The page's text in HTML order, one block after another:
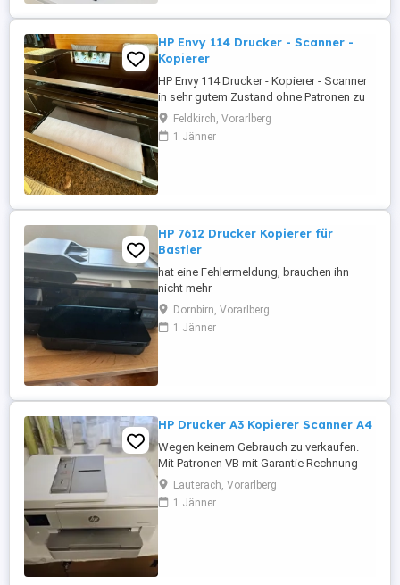
HP Envy 114 Drucker - Scanner -
Kopierer
HP Envy 114 Drucker - Kopierer - Scanner
in sehr gutem Zustand ohne Patronen zu
verkaufen. Wireless. FP 25,
Feldkirch, Vorarlberg
1 Jänner
HP 7612 Drucker Kopierer für
Bastler
hat eine Fehlermeldung, brauchen ihn
nicht mehr
Dornbirn, Vorarlberg
1 Jänner
HP Drucker A3 Kopierer Scanner A4
Wegen keinem Gebrauch zu verkaufen.
Mit Patronen VB mit Garantie Rechnung
vorhanden
Lauterach, Vorarlberg
1 Jänner